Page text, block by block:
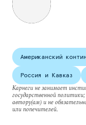
Американский
Россия и Кавказ
Карнеги не занимает
государственной
автору(ам) и не
или попечителей.